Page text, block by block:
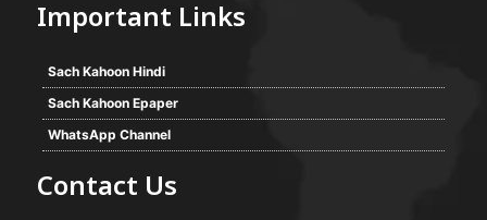
Important Links
Sach Kahoon Hindi
Sach Kahoon Epaper
WhatsApp Channel
Contact Us